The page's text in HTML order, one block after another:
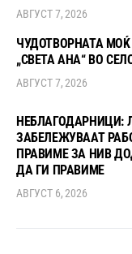
АВГУСТ 7, 2026
ЧУДОТВОРНАТА
„СВЕТА АНА“ ВО
АВГУСТ 7, 2026
НЕБЛАГОДАРНИЦИ:
ЗАБЕЛЕЖУВААТ
ПРАВИМЕ ЗА НИВ
ДА ГИ ПРАВИМЕ
АВГУСТ 6, 2026